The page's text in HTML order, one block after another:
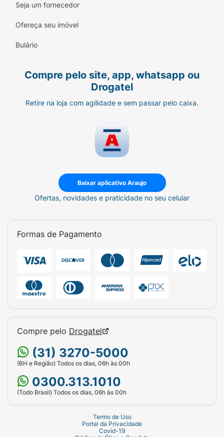
Seja um fornecedor
Ofereça seu imóvel
Bulário
Compre pelo site, app, whatsapp ou
Drogatel
Retire na loja com agilidade e sem passar pelo caixa.
Baixar aplicativo Araujo
Ofertas, novidades e praticidade no seu celular
Formas de Pagamento
Compre pelo Drogatel
(31) 3270-5000
(BH e Região) Todos os dias, 06h às 00h
0300.313.1010
(Todo Brasil) Todos os dias, 06h às 00h
Termo de Uso
Portal da Privacidade
Covid-19